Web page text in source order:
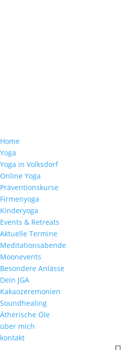
Home
Yoga
Yoga in Volksdorf
Online Yoga
Präventionskurse
Firmenyoga
Kinderyoga
Events & Retreats
Aktuelle Termine
Meditationsabende
Moonevents
Besondere Anlässe
Dein JGA
Kakaozeremonien
Soundhealing
Ätherische Öle
über mich
kontakt